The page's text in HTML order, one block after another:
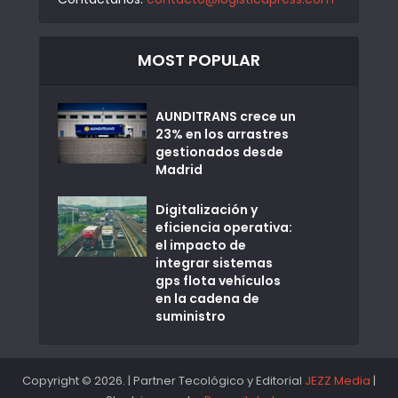
MOST POPULAR
AUNDITRANS crece un
23% en los arrastres
gestionados desde
Madrid
Digitalización y
eficiencia operativa:
el impacto de
integrar sistemas
gps flota vehículos
en la cadena de
suministro
Copyright © 2026. | Partner Tecológico y Editorial JEZZ Media |